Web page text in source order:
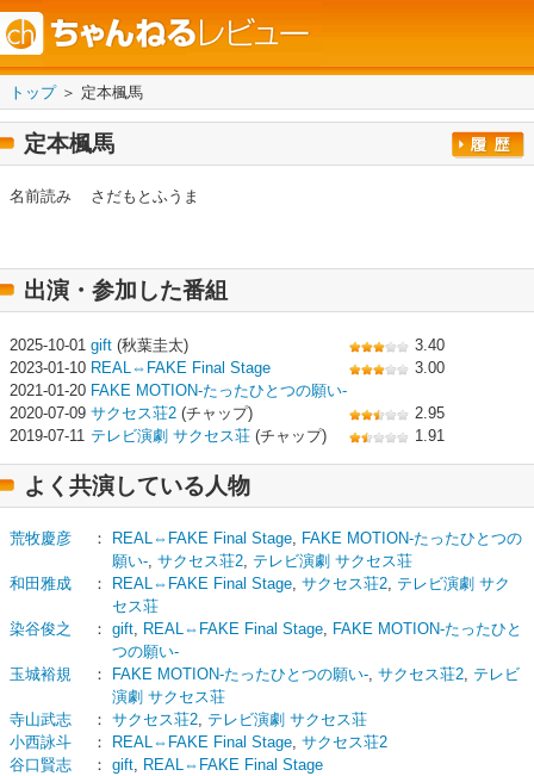
トップ＞ 定本楓馬
定本楓馬
名前読み さだもとふうま
出演・参加した番組
2025-10-01 gift (秋葉圭太)
3.40
2023-01-10 REAL⇔FAKE Final Stage
3.00
2021-01-20 FAKE MOTION-たったひとつの願い-
2020-07-09 サクセス荘2 (チャップ)
2.95
2019-07-11 テレビ演劇 サクセス荘 (チャップ) 1.91
よく共演している人物
荒牧慶彦 ： REAL⇔FAKE Final Stage, FAKE MOTION-たったひとつの
願い-, サクセス荘2, テレビ演劇 サクセス荘
和田雅成
： REAL⇔FAKE Final Stage, サクセス荘2, テレビ演劇 サク
セス荘
染谷俊之
： gift, REAL⇔FAKE Final Stage, FAKE MOTION-たったひと
つの願い-
玉城裕規
： FAKE MOTION-たったひとつの願い-, サクセス荘2, テレビ
演劇 サクセス荘
寺山武志
： サクセス荘2, テレビ演劇 サクセス荘
小西詠斗
： REAL⇔FAKE Final Stage, サクセス荘2
谷口賢志
： gift, REAL⇔FAKE Final Stage